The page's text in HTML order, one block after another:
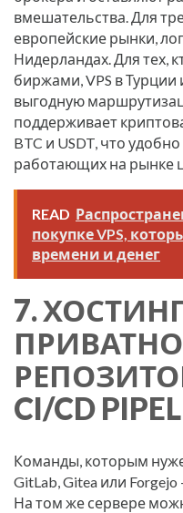
вмешательства. Для
европейские рынки,
Нидерландах. Для тех,
биржами, VPS в Турции
выгодную
поддерживает
BTC и USDT, что
работающих на рынке
READ
покупке VPS,
времени и денег
7.
CI/CD
Команды, которым
GitLab, Gitea или
На том же сервере